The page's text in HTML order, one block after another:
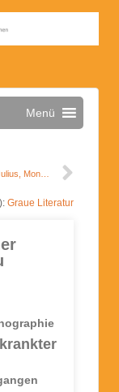
Menü
2020 Peukert, Julius, Monographie, Auszug Schuldgefühle
Graue Literatur